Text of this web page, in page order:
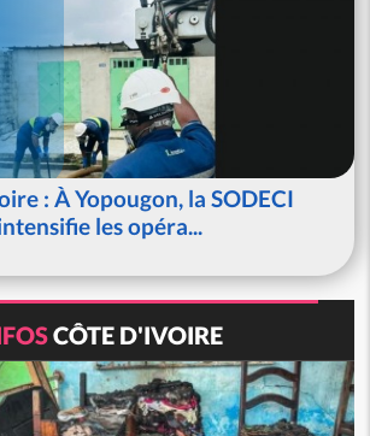
: À Yopougon, la SODECI
les opéra...
CÔTE D'IVOIRE